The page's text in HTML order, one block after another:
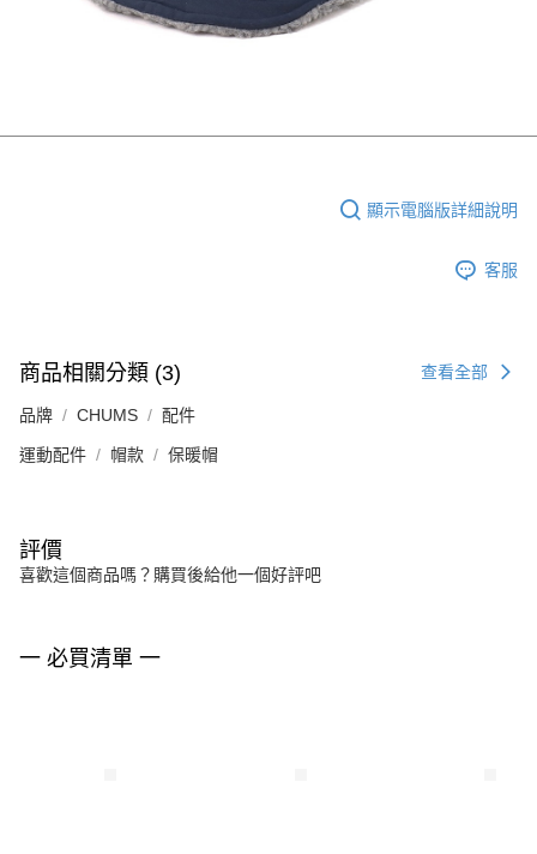
顯示電腦版詳細說明
客服
商品相關分類 (3) 查看全部
品牌 CHUMS 配件
運動配件 帽款 保暖帽
評價
喜歡這個商品嗎？購買後給他一個好評吧
一 必買清單 一